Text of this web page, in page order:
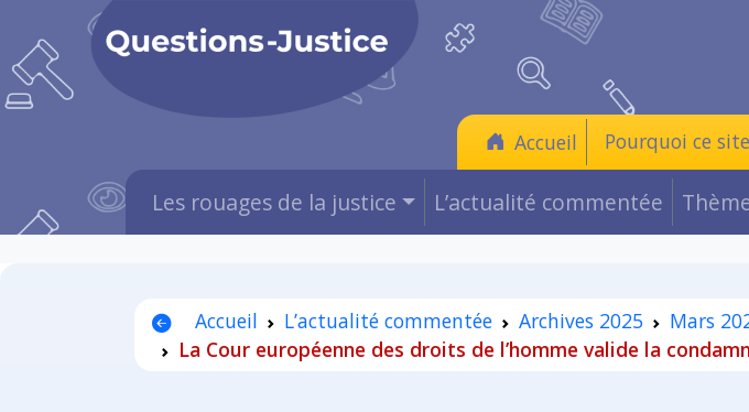
Accueil Pourquoi ce
Les rouages de la justice L’actualité commentée
Accueil L’actualité commentée Archives 2025
Mars
La Cour européenne des droits de l’homme valide la